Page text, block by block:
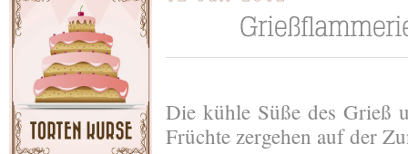
Die kühle Süße des Grieß
Früchte zergehen auf der